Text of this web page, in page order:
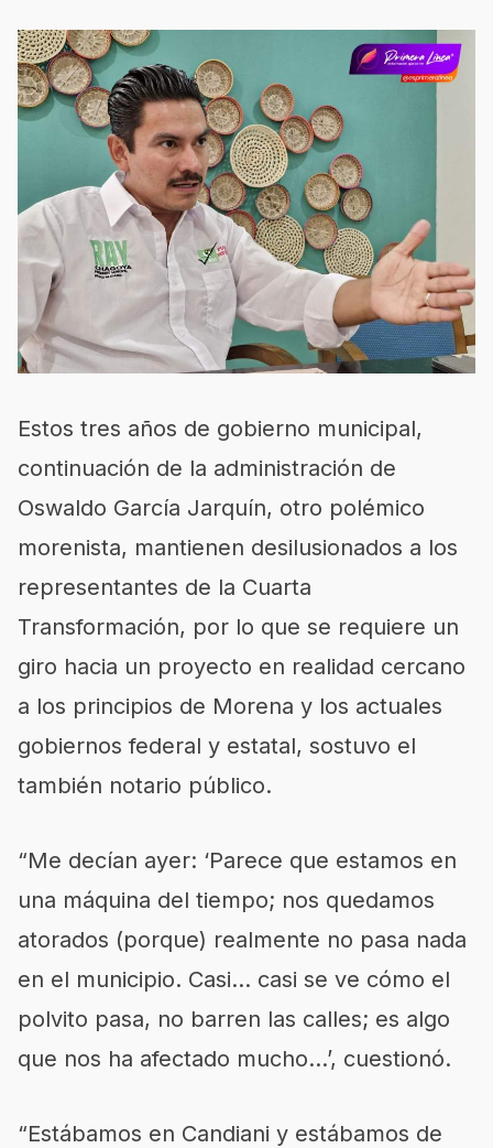
Estos tres años de gobierno municipal,
continuación de la administración de
Oswaldo García Jarquín, otro polémico
morenista, mantienen desilusionados a los
representantes de la Cuarta
Transformación, por lo que se requiere un
giro hacia un proyecto en realidad cercano
a los principios de Morena y los actuales
gobiernos federal y estatal, sostuvo el
también notario público.
“Me decían ayer: ‘Parece que estamos en
una máquina del tiempo; nos quedamos
atorados (porque) realmente no pasa nada
en el municipio. Casi… casi se ve cómo el
polvito pasa, no barren las calles; es algo
que nos ha afectado mucho…’, cuestionó.
“Estábamos en Candiani y estábamos de